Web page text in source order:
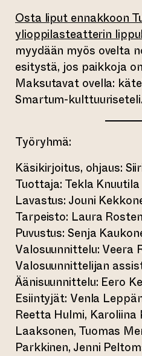
Osta liput ennakkoon
ylioppilasteatterin
myydään myös ovelta
esitystä, jos paikkoja
Maksutavat ovella:
Smartum-kulttuuriseteli.
Työryhmä:
Käsikirjoitus, ohjaus:
Tuottaja: Tekla Knuutila
Lavastus: Jouni
Tarpeisto: Laura Rosten
Puvustus: Senja
Valosuunnittelu: Veera
Valosuunnittelijan
Äänisuunnittelu: Eero
Esiintyjät: Venla
Reetta Hulmi, Karoliina
Laaksonen, Tuomas
Parkkinen, Jenni